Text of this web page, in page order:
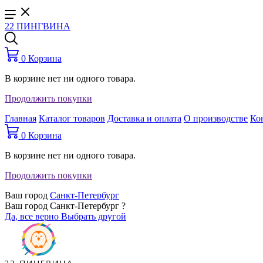
22 ПИНГВИНА
0 Корзина
В корзине нет ни одного товара.
Продолжить покупки
Главная Каталог товаров Доставка и оплата О производстве
0 Корзина
В корзине нет ни одного товара.
Продолжить покупки
Ваш город Санкт-Петербург
Ваш город Санкт-Петербург ?
Да, все верно Выбрать другой